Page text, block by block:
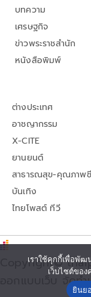
บทความ
เศรษฐกิจ
ข่าวพระราชสำนัก
หนังสือพิมพ์
ต่างประเทศ
อาชญากรรม
X-CITE
ยานยนต์
สาธารณสุข-คุณภาพ
บันเทิง
ไทยโพสต์ ทีวี
Copyright©
ออกแบบเว็บ จัดท
เราใช้คุกกี้เพื่อพั
เว็บไซต์ขอ
ยินย